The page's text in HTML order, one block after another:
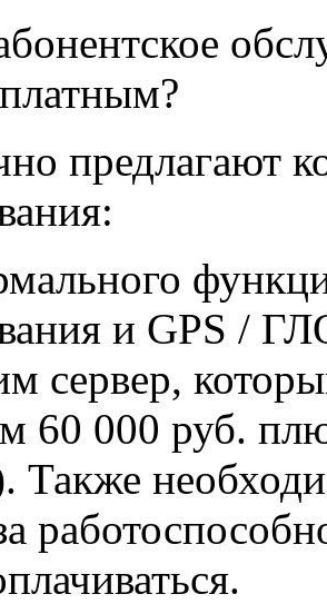
предлагают
и GPS /
сервер,
60 000 руб.
Также